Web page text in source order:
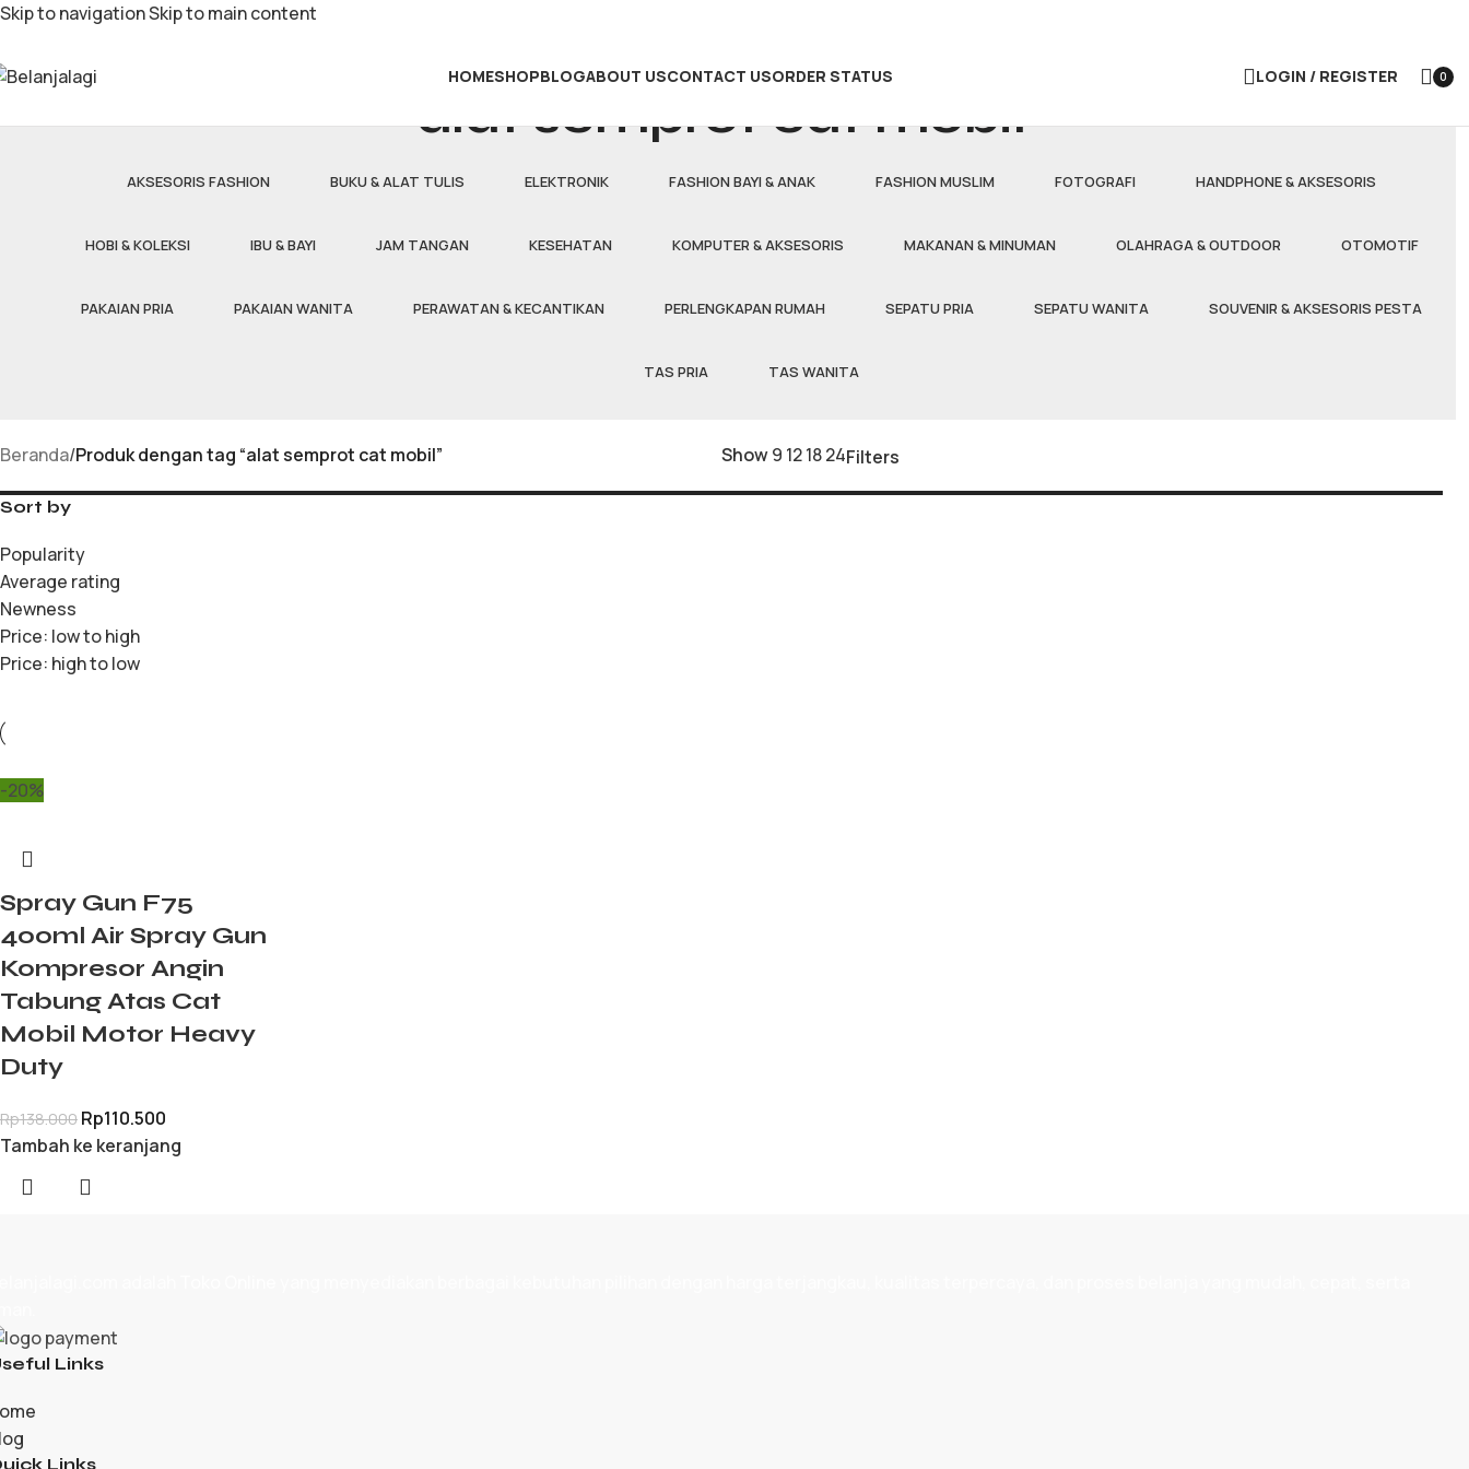
Skip to navigationSkip to main content
HOMESHOPBLOGABOUT USCONTACT USORDER STATUS LOGIN / REGISTER
0
alat semprot cat mobil
AKSESORIS FASHION BUKU & ALAT TULIS ELEKTRONIK FASHION BAYI & ANAK FASHION MUSLIM FOTOGRAFI HANDPHONE & AKSESORIS
HOBI & KOLEKSI IBU & BAYI JAM TANGAN KESEHATAN KOMPUTER & AKSESORIS MAKANAN & MINUMAN OLAHRAGA & OUTDOOR OTOMOTIF
PAKAIAN PRIA PAKAIAN WANITA PERAWATAN & KECANTIKAN PERLENGKAPAN RUMAH SEPATU PRIA SEPATU WANITA SOUVENIR & AKSESORIS PESTA
TAS PRIA TAS WANITA
Beranda/Produk dengan tag “alat semprot cat mobil” Show9 121824Filters
Sort by
Popularity
Average rating
Newness
Price: low to high
Price: high to low
-20%
Spray Gun F75
400ml Air Spray Gun
Kompresor Angin
Tabung Atas Cat
Mobil Motor Heavy
Duty
Rp138.000 Rp110.500
Tambah ke keranjang
Links
Links